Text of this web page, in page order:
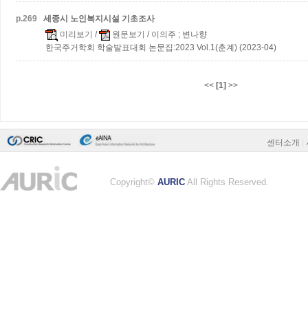
p.269
세종시 노인복지시설 기초조사
미리보기 / 원문보기 / 이의주 ; 변나향
한국주거학회 학술발표대회 논문집:2023 Vol.1(춘계) (2023-04)
<< [1] >>
센터소개
Copyright© AURIC All Rights Reserved.